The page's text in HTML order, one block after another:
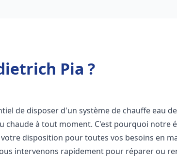
Pia ?
de disposer d'un système de chauffe eau
à tout moment. C'est pourquoi notre
disposition pour toutes vos besoins en
intervenons rapidement pour réparer ou